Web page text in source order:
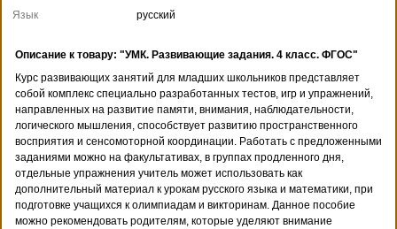
Язык
русский
Описание к товару: "УМК. Развивающие задания. 4 класс. ФГОС"
Курс развивающих занятий для младших школьников представляет
собой комплекс специально разработанных тестов, игр и упражнений,
направленных на развитие памяти, внимания, наблюдательности,
логического мышления, способствует развитию пространственного
восприятия и сенсомоторной координации. Работать с предложенными
заданиями можно на факультативах, в группах продленного дня,
отдельные упражнения учитель может использовать как
дополнительный материал к урокам русского языка и математики, при
подготовке учащихся к олимпиадам и викторинам. Данное пособие
можно рекомендовать родителям, которые уделяют внимание